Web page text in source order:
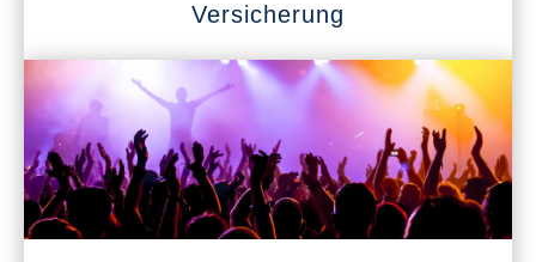
Versicherung